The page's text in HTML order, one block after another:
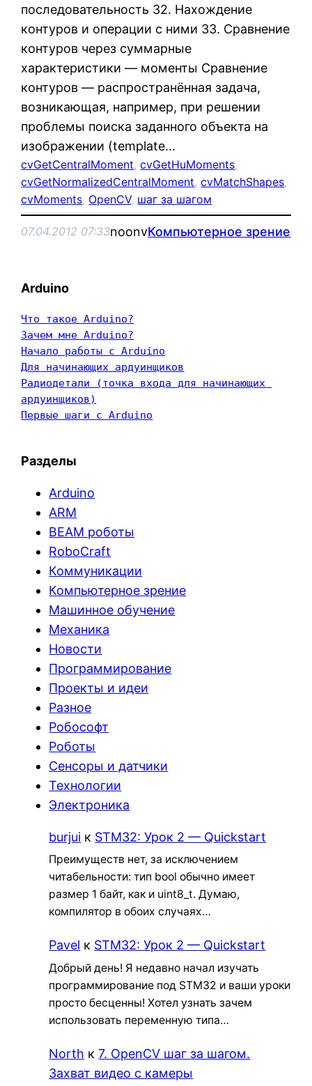
последовательность 32. Нахождение
контуров и операции с ними 33. Сравнение
контуров через суммарные
характеристики — моменты Сравнение
контуров — распространённая задача,
возникающая, например, при решении
проблемы поиска заданного объекта на
изображении (template…
cvGetCentralMoment, cvGetHuMoments
cvGetNormalizedCentralMoment, cvMatchShapes
cvMoments, OpenCV, шаг за шагом
07.04.2012 07:33noonvКомпьютерное зрение
Arduino
Что такое Arduino?
Зачем мне Arduino?
Начало работы с Arduino
Для начинающих ардуинщиков
Радиодетали (точка входа для начинающих
ардуинщиков)
Первые шаги с Arduino
Разделы
Arduino
ARM
BEAM роботы
RoboCraft
Коммуникации
Компьютерное зрение
Машинное обучение
Механика
Новости
Программирование
Проекты и идеи
Разное
Робософт
Роботы
Сенсоры и датчики
Технологии
Электроника
burjui к STM32: Урок 2 — Quickstart
Преимуществ нет, за исключением
читабельности: тип bool обычно имеет
размер 1 байт, как и uint8_t. Думаю,
компилятор в обоих случаях…
Pavel к STM32: Урок 2 — Quickstart
Добрый день! Я недавно начал изучать
программирование под STM32 и ваши уроки
просто бесценны! Хотел узнать зачем
использовать переменную типа…
North к7. OpenCV шаг за шагом.
Захват видео с камеры